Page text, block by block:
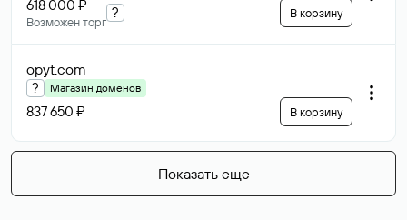
618 000 ₽
Возможен торг
? В корзину
opyt.com
? Магазин доменов
837 650 ₽ В корзину
Показать еще